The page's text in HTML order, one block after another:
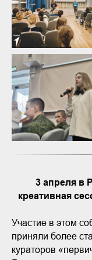
3 апреля в
креативная
Участие в этом
приняли более
кураторов